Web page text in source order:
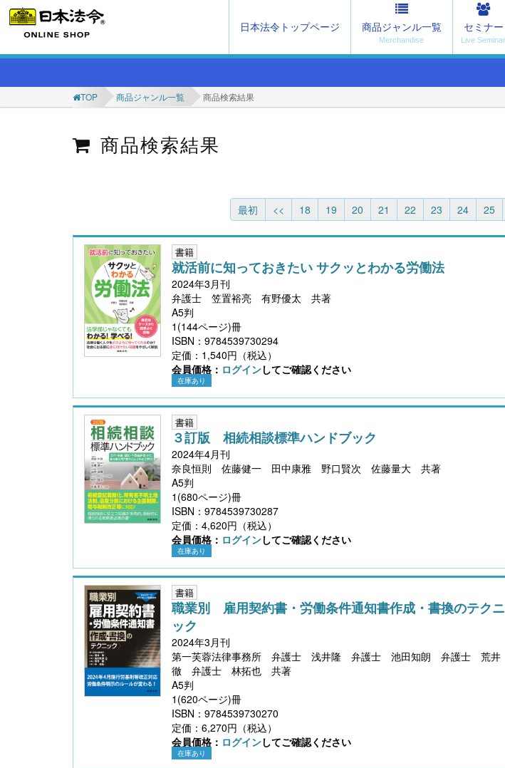
日本法令トップページ 商品ジャンル一覧 セミナー
TOP 商品ジャンル一覧 商品検索結果
商品検索結果
最初 << 18 19 20 21 22 23 24 25
書籍
就活前に知っておきたい サクッとわかる労働法
2024年3月刊
弁護士 笠置裕亮 有野優太 共著
A5判
1(144ページ)冊
ISBN：9784539730294
定価：1,540円（税込）
会員価格： ログインしてご確認ください
在庫あり
書籍
３訂版 相続相談標準ハンドブック
2024年4月刊
奈良恒則 佐藤健一 田中康雅 野口賢次 佐藤量大 共著
A5判
1(680ページ)冊
ISBN：9784539730287
定価：4,620円（税込）
会員価格： ログインしてご確認ください
在庫あり
書籍
職業別 雇用契約書・労働条件通知書作成・書換のテクニ
ック
2024年3月刊
第一芙蓉法律事務所 弁護士 浅井隆 弁護士 池田知朗 弁護士 荒井
徹 弁護士 林拓也 共著
A5判
1(620ページ)冊
ISBN：9784539730270
定価：6,270円（税込）
会員価格： ログインしてご確認ください
在庫あり
〔改訂版〕Excelでできる 産前産後休業・育
児休業《簡単》管理
書式集
無料配信】技能実習廃止・新制度移行、特定技
能２号の対象拡大･･･ 改正対応＆社労士のコンサ
ル 外国人雇用実務研究会【橋本ゼミ】第3ク
ール の見どころ
【大注目】令和６年度 介護事業所の処遇改善加
栗原知女）
【大注目】令和６年度 介護事業所の処遇改善加
算・補助金の実務（介護人材コンサルタント
栗原知女）